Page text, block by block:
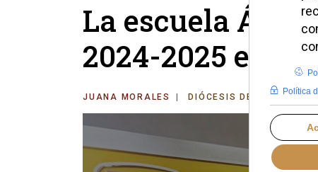
La escuela
2024-2025 en
JUANA MORALES DIÓCESIS DE TUI-VIGO